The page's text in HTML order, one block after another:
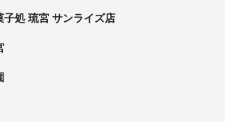
子処 琉宮 サンライズ店